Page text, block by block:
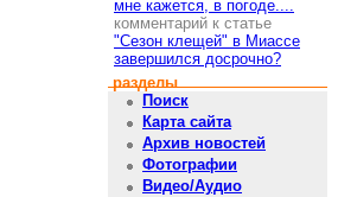
мне кажется, в погоде....
комментарий к статье
"Сезон клещей" в Миассе
завершился досрочно?
разделы
Поиск
Карта сайта
Архив новостей
Фотографии
Видео/Аудио